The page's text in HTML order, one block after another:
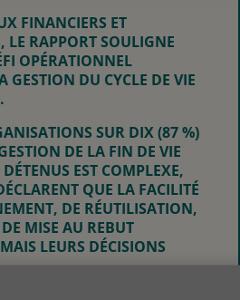
FINANCIERS ET
LE RAPPORT SOULIGNE
OPÉRATIONNEL
GESTION DU CYCLE DE VIE
SUR DIX (87 %)
DE LA FIN DE VIE
EST COMPLEXE,
QUE LA FACILITÉ
DE RÉUTILISATION,
MISE AU REBUT
LEURS DÉCISIONS